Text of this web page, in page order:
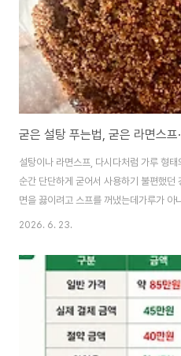
설탕이나 라면스프, 다시다처럼 가루 형
순간 단단하게 굳어서 사용하기 불편했던
면을 끓이려고 스프를 꺼냈는데가루가 아
니다.처음에는 숟가락으로 부숴보려고 했
법을 알게 되어 직접 해봤는데 생각보다
가 굳는 이유설탕이나 라면스프, 다시다
면서 서로 달라붙게 됩니다.시간이 지나
면 단단하게 굳어 사용하기 어려워집니
는 더 쉽게 굳는 편입니다. 2. 준비..
2026. 6. 23.